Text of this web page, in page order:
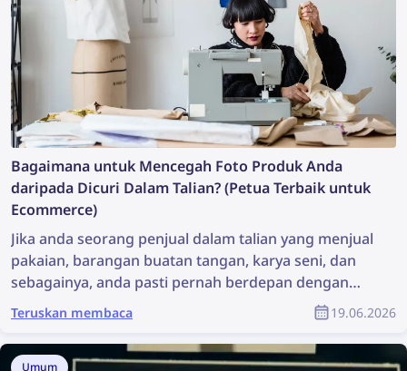
Bagaimana untuk Mencegah Foto Produk Anda
daripada Dicuri Dalam Talian? (Petua Terbaik untuk
Ecommerce)
Jika anda seorang penjual dalam talian yang menjual
pakaian, barangan buatan tangan, karya seni, dan
sebagainya, anda pasti pernah berdepan dengan
perniagaan dropshipping dan penjual palsu yang
mencuri foto produk anda. Selalunya terasa mustahil
untuk mencari semua penjual palsu dan meminta
Teruskan membaca 19.06.2026
Umum